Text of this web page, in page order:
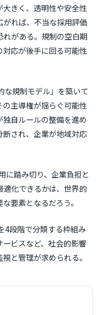
きく、透明性や安全性
がれば、不当な採用評価
れがある。規制の空白期
応が後手に回る可能性
な規制モデル」を築いて
の主導権が揺らぐ可能性
自ルールの整備を進め
され、企業が地域対応
に踏み切り、企業負担と
化できるかは、世界的
要素となるだろう。
4段階で分類する枠組み
ビスなど、社会的影響
と管理が求められる。